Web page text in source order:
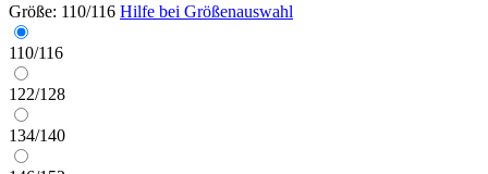
Größe: 110/116 Hilfe bei Größenauswahl
110/116
122/128
134/140